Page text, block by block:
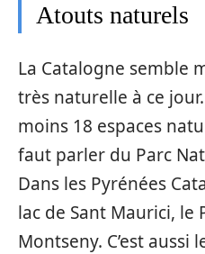
Atouts naturels
La Catalogne semble
très naturelle à ce
moins 18 espaces
faut parler du Parc
Dans les Pyrénées
lac de Sant Maurici, le
Montseny. C’est aussi